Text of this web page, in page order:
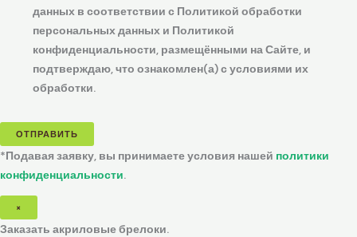
данных в соответствии с Политикой обработки
персональных данных и Политикой
конфиденциальности, размещёнными на Сайте, и
подтверждаю, что ознакомлен(а) с условиями их
обработки.
ОТПРАВИТЬ
*Подавая заявку, вы принимаете условия нашей политики
конфиденциальности.
×
Заказать акриловые брелоки.